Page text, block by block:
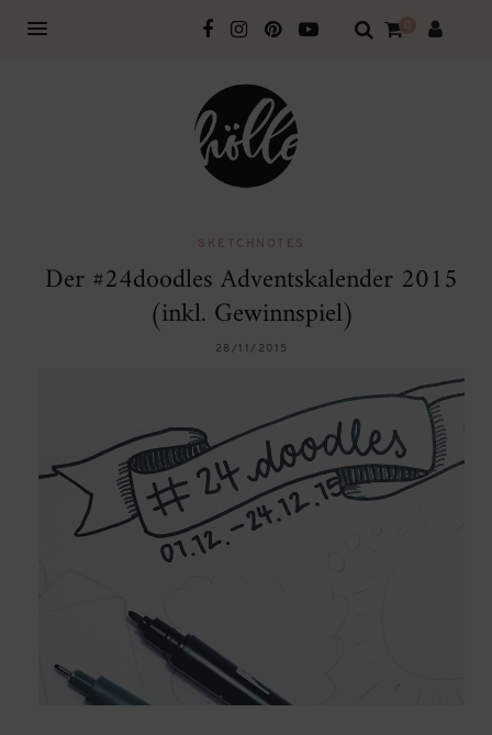
0
SKETCHNOTES
Der #24doodles Adventskalender 2015
(inkl. Gewinnspiel)
28/11/2015